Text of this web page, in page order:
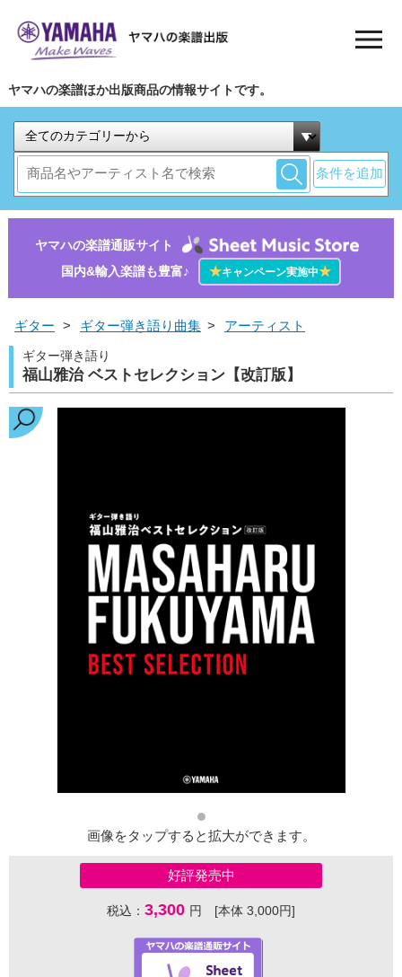
ヤマハの楽譜ほか出版商品の情報サイトです。
条件を追加
ヤマハの楽譜通販サイト
国内&輸入楽譜も豊富♪
★キャンペーン実施中★
ギター > ギター弾き語り曲集 > アーティスト
ギター弾き語り
福山雅治 ベストセレクション【改訂版】
画像をタップすると拡大ができます。
好評発売中
税込： 3,300 円 [本体 3,000円]